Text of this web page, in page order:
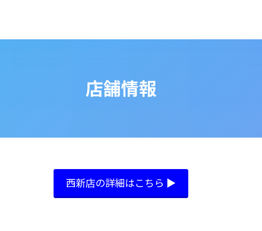
店舗情報
西新店の詳細はこちら ▶︎